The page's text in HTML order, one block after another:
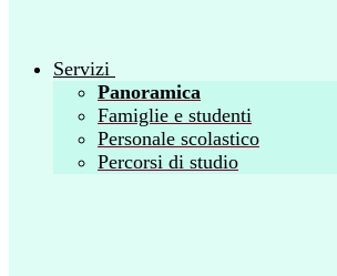
Servizi
Panoramica
Famiglie e studenti
Personale scolastico
Percorsi di studio